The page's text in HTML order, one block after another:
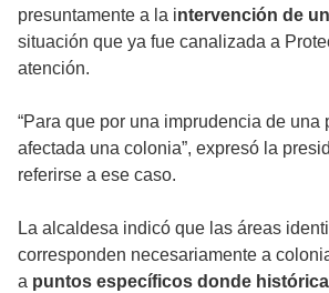
presuntamente a la intervención de
situación que ya fue canalizada a
atención.
“Para que por una imprudencia de una
afectada una colonia”, expresó la
referirse a ese caso.
La alcaldesa indicó que las áreas
corresponden necesariamente a
a puntos específicos donde